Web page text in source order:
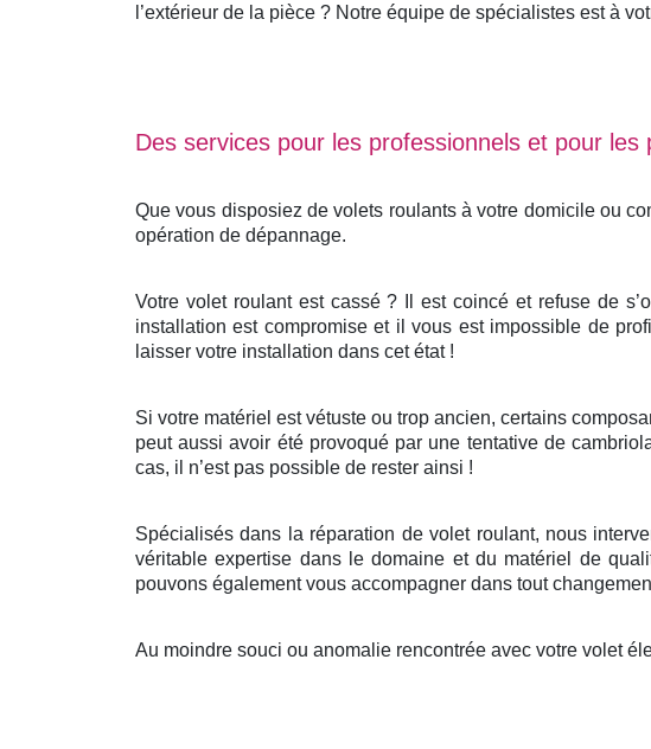
l’extérieur de la pièce ? Notre équipe de spécialistes est à
Des services pour les professionnels et pour les
Que vous disposiez de volets roulants à votre domicile ou
opération de dépannage.
Votre volet roulant est cassé ? Il est coincé et refuse de
installation est compromise et il vous est impossible de
laisser votre installation dans cet état !
Si votre matériel est vétuste ou trop ancien, certains
peut aussi avoir été provoqué par une tentative de
cas, il n’est pas possible de rester ainsi !
Spécialisés dans la réparation de volet roulant, nous
véritable expertise dans le domaine et du matériel de
pouvons également vous accompagner dans tout
Au moindre souci ou anomalie rencontrée avec votre volet